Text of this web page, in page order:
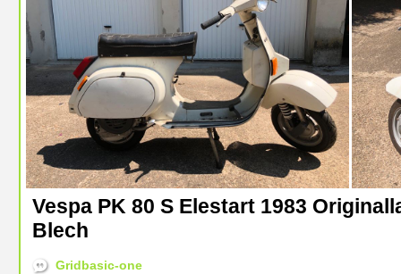
97469 Gochsheim
Vespa PK 80 S Elestart 1983
Blech
Gridbasic-one